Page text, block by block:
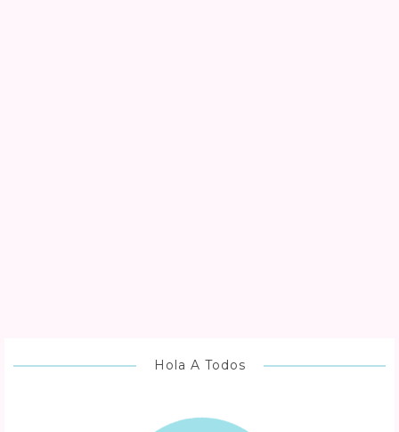
Hola A Todos